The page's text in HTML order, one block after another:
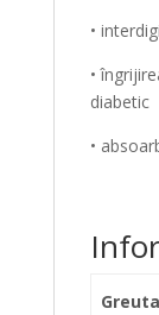
•
•
diabetic
•